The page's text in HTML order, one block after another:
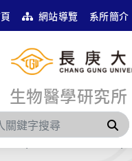
網站導覽 系所簡介
生物醫學研究所
搜尋
單 研究團隊與領域